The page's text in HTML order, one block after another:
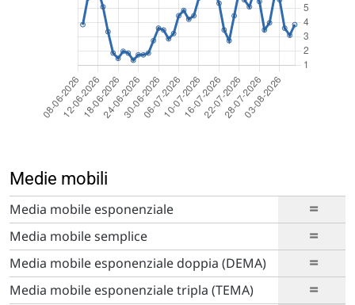
Medie mobili
Media mobile esponenziale =
Media mobile semplice =
Media mobile esponenziale doppia (DEMA) =
Media mobile esponenziale tripla (TEMA) =